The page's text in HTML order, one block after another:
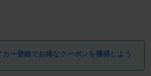
ー登録でお得なクーポンを獲得しよう